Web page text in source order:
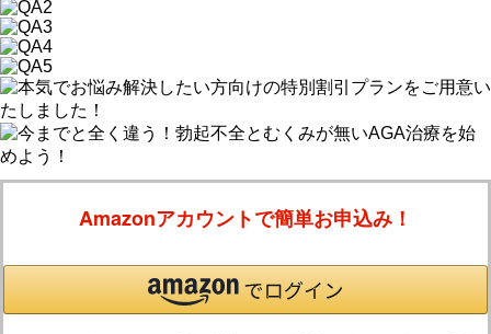
Amazonアカウントで簡単お申込み！